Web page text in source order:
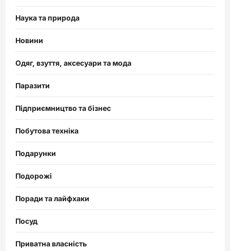
Наука та природа
Новини
Одяг, взуття, аксесуари та мода
Паразити
Підприємництво та бізнес
Побутова техніка
Подарунки
Подорожі
Поради та лайфхаки
Посуд
Приватна власність